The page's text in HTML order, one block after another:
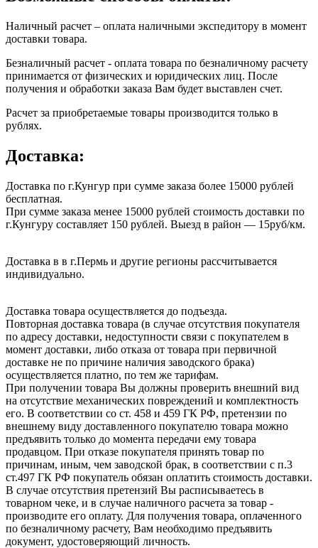
Наличный расчет – оплата наличными экспедитору в момент
доставки товара.
Безналичный расчет - оплата товара по безналичному расчету
принимается от физических и юридических лиц. После
получения и обработки заказа Вам будет выставлен счет.
Расчет за приобретаемые товары производится только в
рублях.
Доставка:
Доставка по г.Кунгур при сумме заказа более 15000 рублей
бесплатная.
При сумме заказа менее 15000 рублей стоимость доставки по
г.Кунгуру составляет 150 рублей. Выезд в район — 15руб/км.
Доставка в в г.Пермь и другие регионы рассчитывается
индивидуально.
Доставка товара осуществляется до подъезда.
Повторная доставка товара (в случае отсутствия покупателя
по адресу доставки, недоступности связи с покупателем в
момент доставки, либо отказа от товара при первичной
доставке не по причине наличия заводского брака)
осуществляется платно, по тем же тарифам.
При получении товара Вы должны проверить внешний вид
на отсутствие механических повреждений и комплектность
его. В соответствии со ст. 458 и 459 ГК РФ, претензии по
внешнему виду доставленного покупателю товара можно
предъявить только до момента передачи ему товара
продавцом. При отказе покупателя принять товар по
причинам, иным, чем заводской брак, в соответствии с п.3
ст.497 ГК РФ покупатель обязан оплатить стоимость доставки.
В случае отсутствия претензий Вы расписываетесь в
товарном чеке, и в случае наличного расчета за товар -
производите его оплату. Для получения товара, оплаченного
по безналичному расчету, Вам необходимо предъявить
документ, удостоверяющий личность.